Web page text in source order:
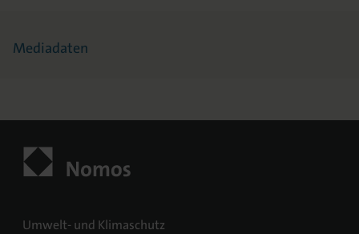
Mediadaten
Umwelt- und Klimaschutz